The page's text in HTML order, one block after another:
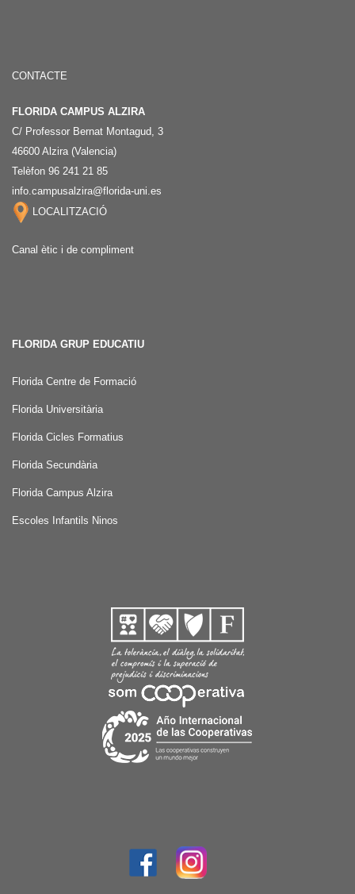
CONTACTE
FLORIDA CAMPUS ALZIRA
C/ Professor Bernat Montagud, 3
46600 Alzira (Valencia)
Telèfon 96 241 21 85
info.campusalzira@florida-uni.es
LOCALITZACIÓ
Canal ètic i de compliment
FLORIDA GRUP EDUCATIU
Florida Centre de Formació
Florida Universitària
Florida Cicles Formatius
Florida Secundària
Florida Campus Alzira
Escoles Infantils Ninos